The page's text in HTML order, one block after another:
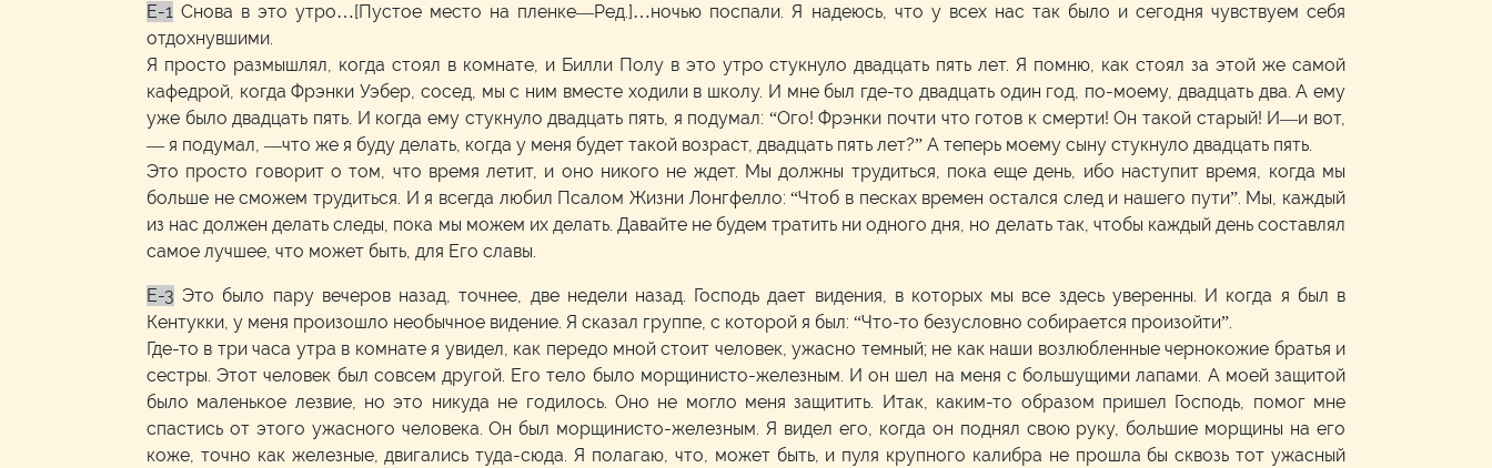
E-1 Снова в это утро…[Пустое место на пленке—Ред.]…ночью поспали. Я надеюсь, что у всех нас так было и сегодня чувствуем себя
отдохнувшими.
Я просто размышлял, когда стоял в комнате, и Билли Полу в это утро стукнуло двадцать пять лет. Я помню, как стоял за этой же самой
кафедрой, когда Фрэнки Уэбер, сосед, мы с ним вместе ходили в школу. И мне был где-то двадцать один год, по-моему, двадцать два. А ему
уже было двадцать пять. И когда ему стукнуло двадцать пять, я подумал: “Ого! Фрэнки почти что готов к смерти! Он такой старый! И—и вот,
— я подумал, —что же я буду делать, когда у меня будет такой возраст, двадцать пять лет?” А теперь моему сыну стукнуло двадцать пять.
Это просто говорит о том, что время летит, и оно никого не ждет. Мы должны трудиться, пока еще день, ибо наступит время, когда мы
больше не сможем трудиться. И я всегда любил Псалом Жизни Лонгфелло: “Чтоб в песках времен остался след и нашего пути”. Мы, каждый
из нас должен делать следы, пока мы можем их делать. Давайте не будем тратить ни одного дня, но делать так, чтобы каждый день составлял
самое лучшее, что может быть, для Его славы.
E-3 Это было пару вечеров назад, точнее, две недели назад. Господь дает видения, в которых мы все здесь уверенны. И когда я был в
Кентукки, у меня произошло необычное видение. Я сказал группе, с которой я был: “Что-то безусловно собирается произойти”.
Где-то в три часа утра в комнате я увидел, как передо мной стоит человек, ужасно темный; не как наши возлюбленные чернокожие братья и
сестры. Этот человек был совсем другой. Его тело было морщинисто-железным. И он шел на меня с большущими лапами. А моей защитой
было маленькое лезвие, но это никуда не годилось. Оно не могло меня защитить. Итак, каким-то образом пришел Господь, помог мне
спастись от этого ужасного человека. Он был морщинисто-железным. Я видел его, когда он поднял свою руку, большие морщины на его
коже, точно как железные, двигались туда-сюда. Я полагаю, что, может быть, и пуля крупного калибра не прошла бы сквозь тот ужасный